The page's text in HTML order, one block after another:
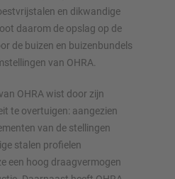
en dikwandige
daarom de opslag op de
de buizen en buizenbundels
van OHRA.
OHRA wist door zijn
te overtuigen: aangezien
van de stellingen
stalen profielen
een hoog draagvermogen